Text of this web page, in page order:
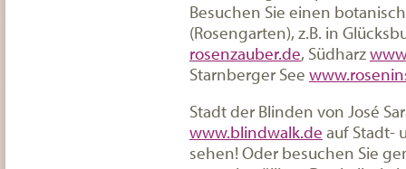
Besuchen Sie einen
(Rosengarten), z.B. in
rosenzauber.de, Südharz
Starnberger See
Stadt der Blinden von José
www.blindwalk.de auf Stadt-
sehen! Oder besuchen Sie